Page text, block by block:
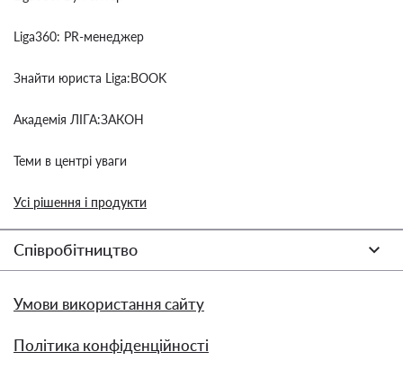
Liga360: PR-менеджер
Знайти юриста Liga:BOOK
Академія ЛІГА:ЗАКОН
Теми в центрі уваги
Усі рішення і продукти
Співробітництво
Умови використання сайту
Політика конфіденційності